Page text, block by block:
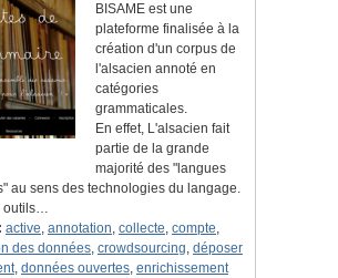
BISAME est une
plateforme finalisée à la
création d'un corpus de
l'alsacien annoté en
catégories
grammaticales.
En effet, L'alsacien fait
partie de la grande
majorité des "langues
au sens des technologies du langage.
outils…
active, annotation, collecte, compte,
des données, crowdsourcing, déposer
, données ouvertes, enrichissement